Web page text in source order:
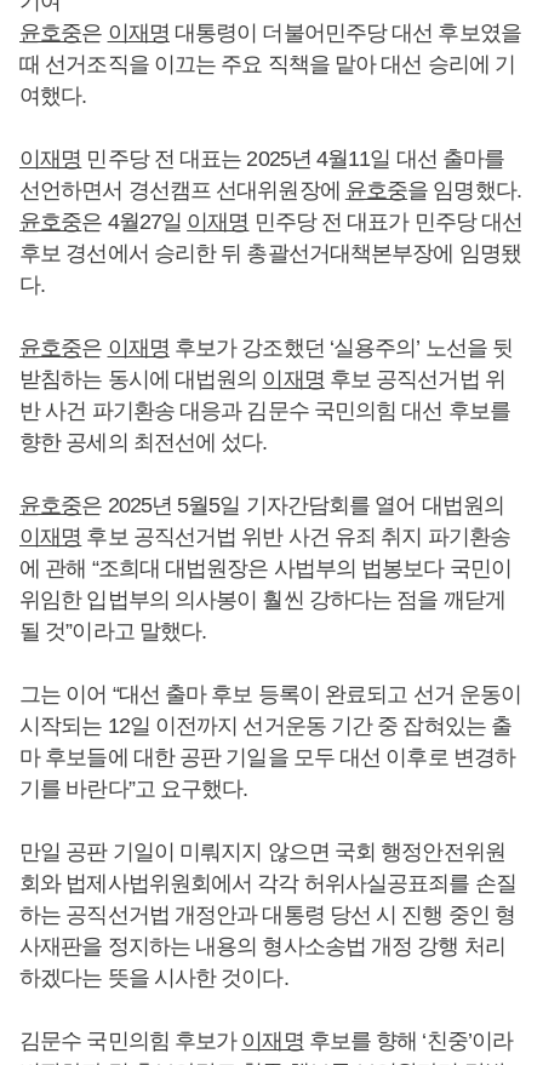
윤호중은 이재명 대통령이 더불어민주당 대선 후보였을
때 선거조직을 이끄는 주요 직책을 맡아 대선 승리에 기
여했다.
이재명 민주당 전 대표는 2025년 4월11일 대선 출마를
선언하면서 경선캠프 선대위원장에 윤호중을 임명했다.
윤호중은 4월27일 이재명 민주당 전 대표가 민주당 대선
후보 경선에서 승리한 뒤 총괄선거대책본부장에 임명됐
다.
윤호중은 이재명 후보가 강조했던 ‘실용주의’ 노선을 뒷
받침하는 동시에 대법원의 이재명 후보 공직선거법 위
반 사건 파기환송 대응과 김문수 국민의힘 대선 후보를
향한 공세의 최전선에 섰다.
윤호중은 2025년 5월5일 기자간담회를 열어 대법원의
이재명 후보 공직선거법 위반 사건 유죄 취지 파기환송
에 관해 “조희대 대법원장은 사법부의 법봉보다 국민이
위임한 입법부의 의사봉이 훨씬 강하다는 점을 깨닫게
될 것”이라고 말했다.
그는 이어 “대선 출마 후보 등록이 완료되고 선거 운동이
시작되는 12일 이전까지 선거운동 기간 중 잡혀있는 출
마 후보들에 대한 공판 기일을 모두 대선 이후로 변경하
기를 바란다”고 요구했다.
만일 공판 기일이 미뤄지지 않으면 국회 행정안전위원
회와 법제사법위원회에서 각각 허위사실공표죄를 손질
하는 공직선거법 개정안과 대통령 당선 시 진행 중인 형
사재판을 정지하는 내용의 형사소송법 개정 강행 처리
하겠다는 뜻을 시사한 것이다.
김문수 국민의힘 후보가 이재명 후보를 향해 ‘친중’이라